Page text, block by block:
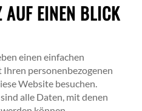
AUF EINEN BLICK
einen einfachen
personenbezogenen
Website besuchen.
alle Daten, mit denen